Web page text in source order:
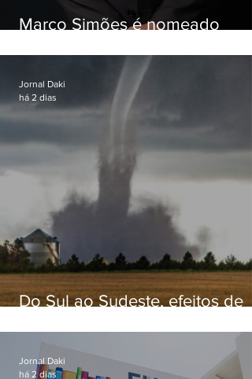
Marco Simões é nomeado
Do Sul ao Sudeste, efeitos de
apreensão na população
Jornal Daki
há 2 dias
Jornal Daki
há 2 dias